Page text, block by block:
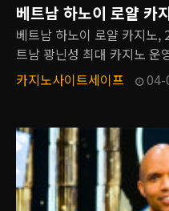
베트남 하노이 로얄 카
베트남 하노이 로얄 카지노,
트남 꽝닌성 최대 카지노 운
카지노사이트세이프
04-